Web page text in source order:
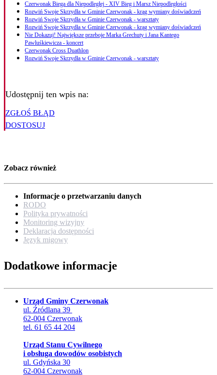
Czerwonak Biega dla Niepodległej - XIV Bieg i Marsz Niepodległości
Rozwiń Swoje Skrzydła w Gminie Czerwonak - krąg wymiany doświadczeń
Rozwiń Swoje Skrzydła w Gminie Czerwonak - warsztaty
Rozwiń Swoje Skrzydła w Gminie Czerwonak - krąg wymiany doświadczeń
Nie Dokazuj! Największe przeboje Marka Grechuty i Jana Kantego
Pawluśkiewicza - koncert
Czerwonak Cross Duathlon
Rozwiń Swoje Skrzydła w Gminie Czerwonak - warsztaty
Udostępnij ten wpis na:
ZGŁOŚ BŁĄD
DOSTOSUJ
Zobacz również
Informacje o przetwarzaniu danych
RODO
Polityka prywatności
Monitoring wizyjny
Deklaracja dostępności
Język migowy
Dodatkowe informacje
Urząd Gminy Czerwonak
ul. Źródlana 39
62-004 Czerwonak
tel. 61 65 44 204
Urząd Stanu Cywilnego
i obsługa dowodów osobistych
ul. Gdyńska 30
62-004 Czerwonak